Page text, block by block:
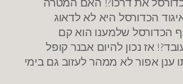
הכדורסל היא לא לדאוג
הכדורסל שלמענו הוא קם
אז נכון להיום אבנר קופל
ענן אפור לא ממהר לעזוב גם בימי